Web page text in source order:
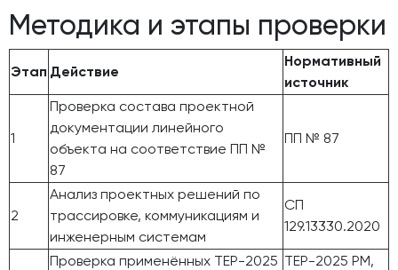
Методика и этапы проверки
Этап Действие
Нормативный
источник
1
Проверка состава проектной
документации линейного
объекта на соответствие ПП №
87
ПП № 87
2
Анализ проектных решений по
трассировке, коммуникациям и
инженерным системам
СП
129.13330.2020
Проверка применённых ТЕР-2025 ТЕР-2025 РМ,